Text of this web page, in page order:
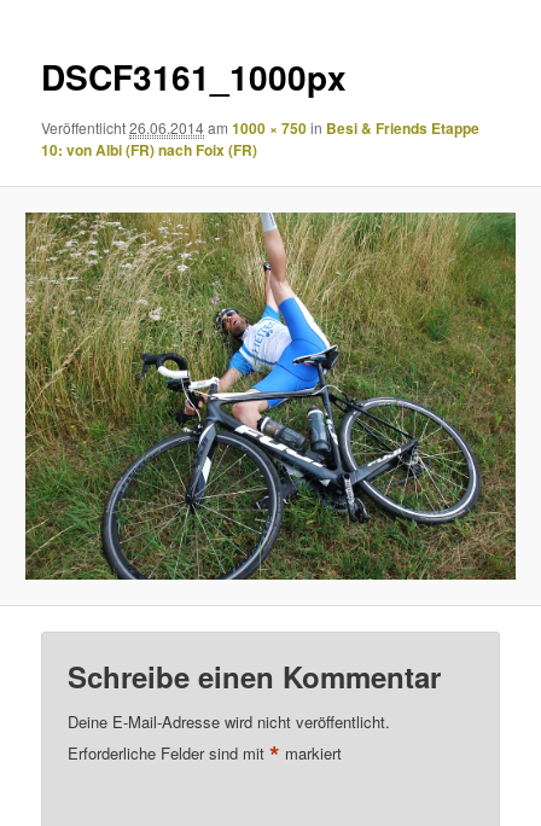
DSCF3161_1000px
Veröffentlicht26.06.2014am1000 × 750in Besi & Friends Etappe
10: von Albi (FR) nach Foix (FR)
Schreibe einen Kommentar
Deine E-Mail-Adresse wird nicht veröffentlicht.
Erforderliche Felder sind mit* markiert